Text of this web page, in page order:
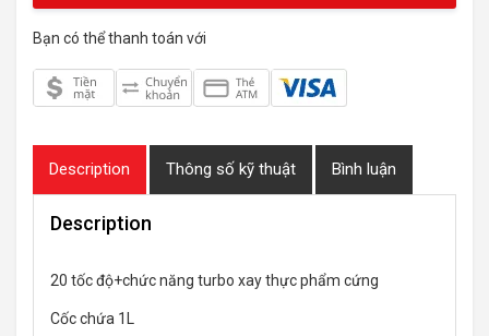
Bạn có thể thanh toán với
Description Thông số kỹ thuật Bình luận
Description
20 tốc độ+chức năng turbo xay thực phẩm cứng
Cốc chứa 1L